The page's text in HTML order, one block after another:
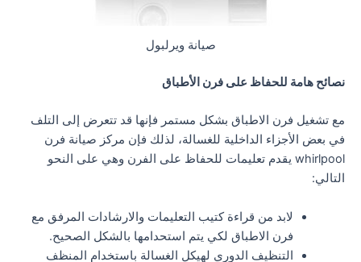
صيانة ويرلبول
نصائح هامة للحفاظ على فرن الأطباق
مع تشغيل فرن الاطباق بشكل مستمر فإنها قد تتعرض إلى التلف
في بعض الأجزاء الداخلية للغسالة، لذلك فإن مركز صيانة فرن
whirlpool يقدم تعليمات للحفاظ على الفرن وهي على النحو
التالي:
لابد من قراءة كتيب التعليمات والارشادات المرفق مع
فرن الاطباق لكي يتم استحدامها بالشكل الصحيح.
التنظيف الدوري لهيكل الغسالة باستخدام المنظف